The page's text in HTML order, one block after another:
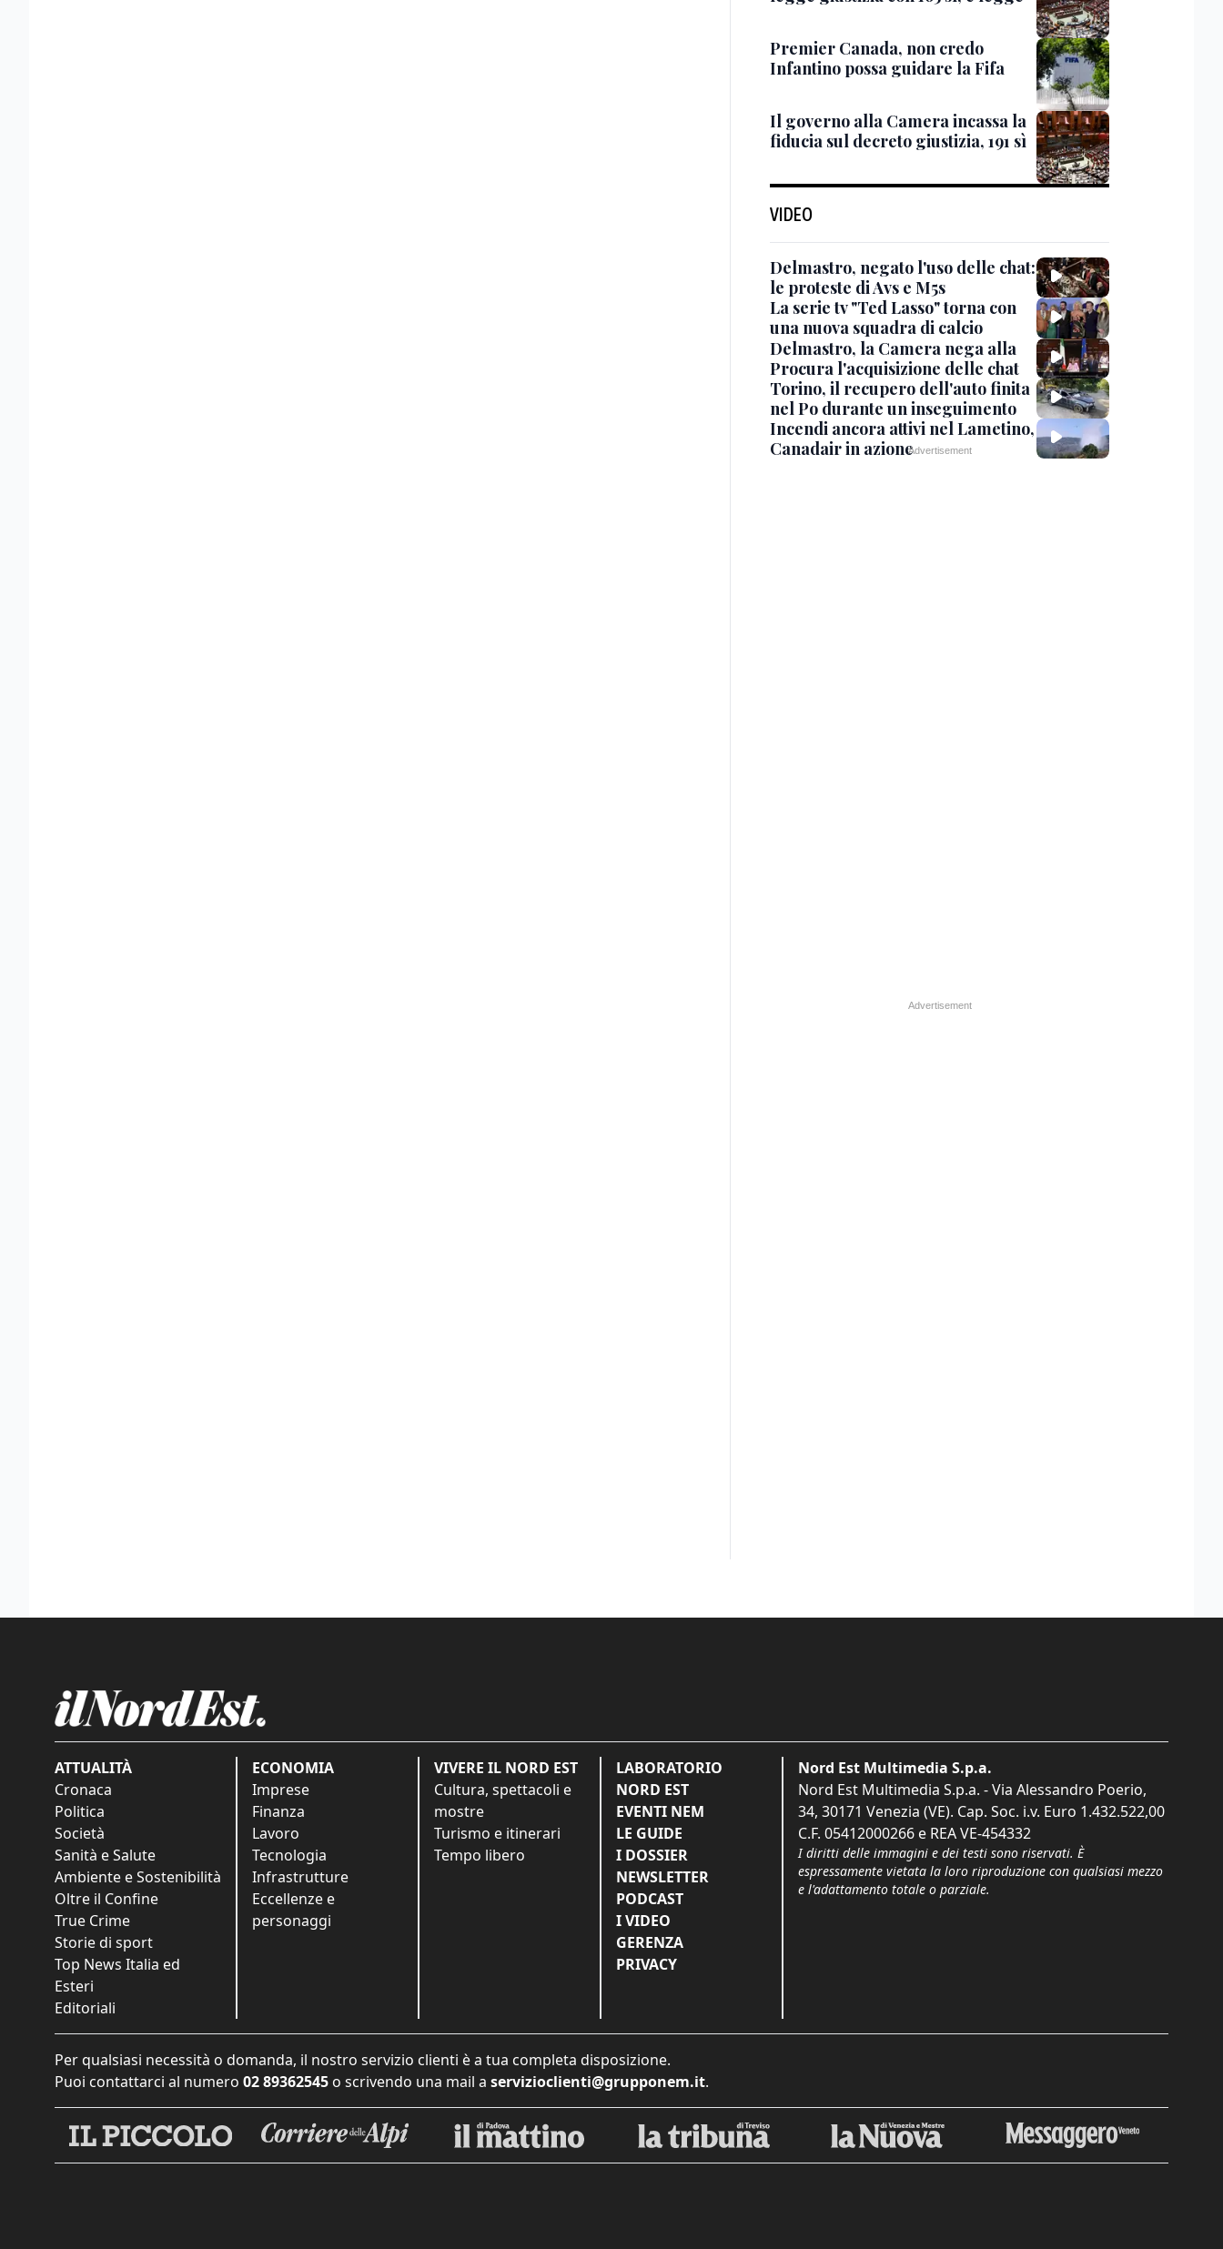
Premier Canada, non credo
Infantino possa guidare la Fifa
Il governo alla Camera incassa la
fiducia sul decreto giustizia, 191 sì
VIDEO
Delmastro, negato l'uso delle chat:
le proteste di Avs e M5s
La serie tv "Ted Lasso" torna con
una nuova squadra di calcio
Delmastro, la Camera nega alla
Procura l'acquisizione delle chat
Torino, il recupero dell'auto finita
nel Po durante un inseguimento
Incendi ancora attivi nel Lametino,
Canadair in azione
ATTUALITÀ
Cronaca
Politica
Società
Sanità e Salute
Ambiente e Sostenibilità
Oltre il Confine
True Crime
Storie di sport
Top News Italia ed
Esteri
Editoriali
ECONOMIA
Imprese
Finanza
Lavoro
Tecnologia
Infrastrutture
Eccellenze e
personaggi
VIVERE IL NORD EST
Cultura, spettacoli e
mostre
Turismo e itinerari
Tempo libero
LABORATORIO
NORD EST
EVENTI NEM
LE GUIDE
I DOSSIER
NEWSLETTER
PODCAST
I VIDEO
GERENZA
PRIVACY
Nord Est Multimedia S.p.a.
Nord Est Multimedia S.p.a. - Via Alessandro Poerio,
34, 30171 Venezia (VE). Cap. Soc. i.v. Euro 1.432.522,00
C.F. 05412000266 e REA VE-454332
I diritti delle immagini e dei testi sono riservati. È
espressamente vietata la loro riproduzione con qualsiasi mezzo
e l'adattamento totale o parziale.
Per qualsiasi necessità o domanda, il nostro servizio clienti è a tua completa disposizione.
Puoi contattarci al numero 02 89362545 o scrivendo una mail a servizioclienti@grupponem.it.